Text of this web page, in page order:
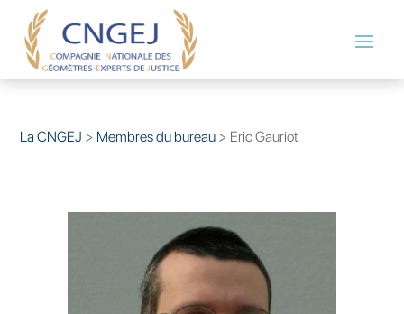
La CNGEJ > Membres du bureau > Eric Gauriot